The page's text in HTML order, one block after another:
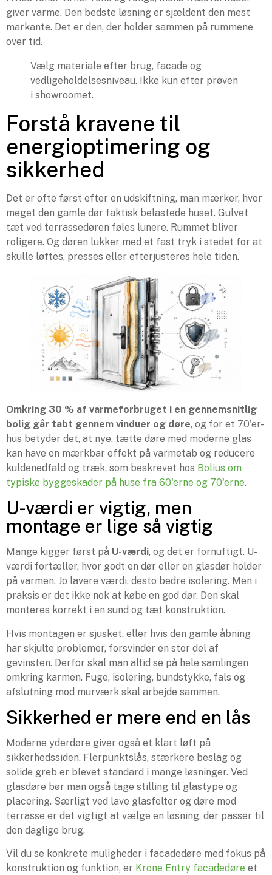
giver varme. Den bedste løsning er sjældent den mest
markante. Det er den, der holder sammen på rummene
over tid.
Vælg materiale efter brug, facade og
vedligeholdelsesniveau. Ikke kun efter prøven
i showroomet.
Forstå kravene til
energioptimering og
sikkerhed
Det er ofte først efter en udskiftning, man mærker, hvor
meget den gamle dør faktisk belastede huset. Gulvet
tæt ved terrassedøren føles lunere. Rummet bliver
roligere. Og døren lukker med et fast tryk i stedet for at
skulle løftes, presses eller efterjusteres hele tiden.
Omkring 30 % af varmeforbruget i en gennemsnitlig
bolig går tabt gennem vinduer og døre, og for et 70'er-
hus betyder det, at nye, tætte døre med moderne glas
kan have en mærkbar effekt på varmetab og reducere
kuldenedfald og træk, som beskrevet hos Bolius om
typiske byggeskader på huse fra 60'erne og 70'erne.
U-værdi er vigtig, men
montage er lige så vigtig
Mange kigger først på U-værdi, og det er fornuftigt. U-
værdi fortæller, hvor godt en dør eller en glasdør holder
på varmen. Jo lavere værdi, desto bedre isolering. Men i
praksis er det ikke nok at købe en god dør. Den skal
monteres korrekt i en sund og tæt konstruktion.
Hvis montagen er sjusket, eller hvis den gamle åbning
har skjulte problemer, forsvinder en stor del af
gevinsten. Derfor skal man altid se på hele samlingen
omkring karmen. Fuge, isolering, bundstykke, fals og
afslutning mod murværk skal arbejde sammen.
Sikkerhed er mere end en lås
Moderne yderdøre giver også et klart løft på
sikkerhedssiden. Flerpunktslås, stærkere beslag og
solide greb er blevet standard i mange løsninger. Ved
glasdøre bør man også tage stilling til glastype og
placering. Særligt ved lave glasfelter og døre mod
terrasse er det vigtigt at vælge en løsning, der passer til
den daglige brug.
Vil du se konkrete muligheder i facadedøre med fokus på
konstruktion og funktion, er Krone Entry facadedøre et